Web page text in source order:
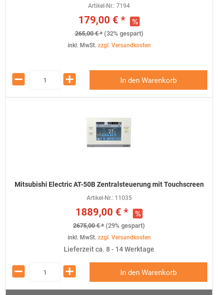
Artikel-Nr.: 7194
179,00 € *
265,00 € * (32% gespart)
inkl. MwSt. zzgl. Versandkosten
In den Warenkorb
Mitsubishi Electric AT-50B Zentralsteuerung mit Touchscreen
Artikel-Nr.: 11035
1889,00 € *
2675,00 € * (29% gespart)
inkl. MwSt. zzgl. Versandkosten
Lieferzeit ca. 8 - 14 Werktage
In den Warenkorb